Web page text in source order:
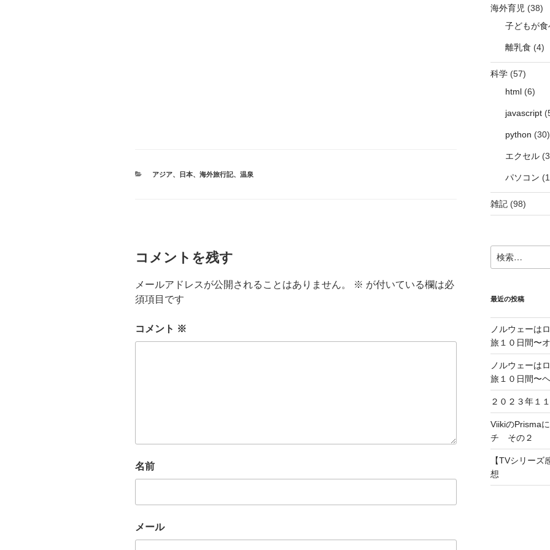
カ
アジア、 日本、 海外旅行記、 温泉
コメントを残す
メールアドレスが公開されることはありません。 ※ が付いている欄は必
須項目です
コメント ※
名前
メール
海外育児 (38)
子どもが食
離乳食 (4)
科学(57)
html(6)
javascript
python (30)
エクセル
パソコン
雑記(98)
検
最近の投稿
ノルウェーは
旅１０日間〜
ノルウェーは
旅１０日間〜
２０２３年１
ViikiのPrisma
チ その２
【TVシリー
想